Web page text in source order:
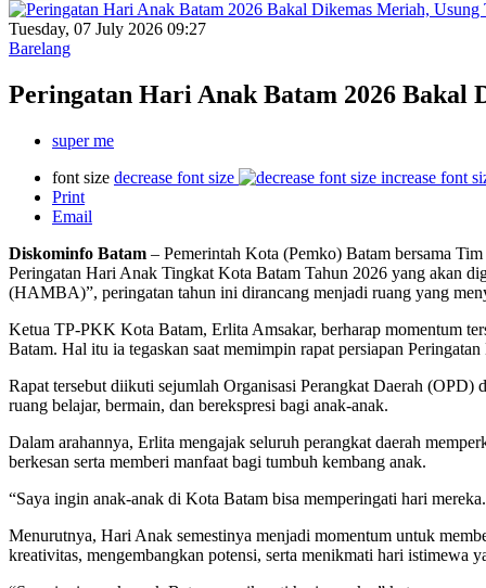
Tuesday, 07 July 2026 09:27
Barelang
Peringatan Hari Anak Batam 2026 Bakal
super me
font size decrease font size
increase font
Print
Email
Diskominfo Batam – Pemerintah Kota (Pemko) Batam bersama
Peringatan Hari Anak Tingkat Kota Batam Tahun 2026 yang akan
(HAMBA)”, peringatan tahun ini dirancang menjadi ruang yang
Ketua TP-PKK Kota Batam, Erlita Amsakar, berharap momentum
Batam. Hal itu ia tegaskan saat memimpin rapat persiapan
Rapat tersebut diikuti sejumlah Organisasi Perangkat Daerah
ruang belajar, bermain, dan berekspresi bagi anak-anak.
Dalam arahannya, Erlita mengajak seluruh perangkat daerah
berkesan serta memberi manfaat bagi tumbuh kembang anak.
“Saya ingin anak-anak di Kota Batam bisa memperingati hari
Menurutnya, Hari Anak semestinya menjadi momentum untuk
kreativitas, mengembangkan potensi, serta menikmati hari istimewa